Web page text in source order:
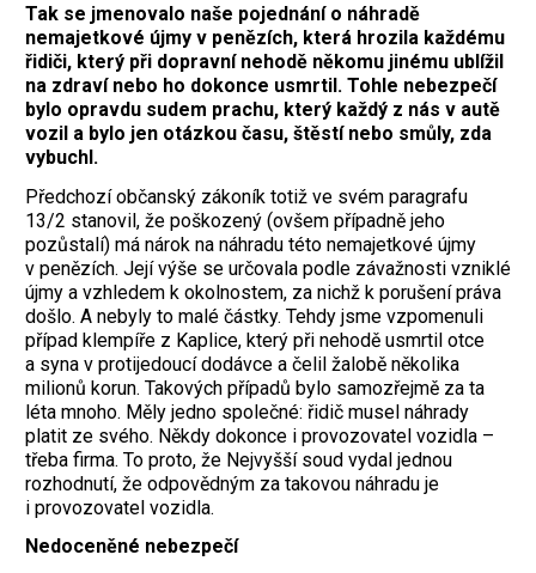
Tak se jmenovalo naše pojednání o náhradě
nemajetkové újmy v penězích, která hrozila každému
řidiči, který při dopravní nehodě někomu jinému ublížil
na zdraví nebo ho dokonce usmrtil. Tohle nebezpečí
bylo opravdu sudem prachu, který každý z nás v autě
vozil a bylo jen otázkou času, štěstí nebo smůly, zda
vybuchl.
Předchozí občanský zákoník totiž ve svém paragrafu
13/2 stanovil, že poškozený (ovšem případně jeho
pozůstalí) má nárok na náhradu této nemajetkové újmy
v penězích. Její výše se určovala podle závažnosti vzniklé
újmy a vzhledem k okolnostem, za nichž k porušení práva
došlo. A nebyly to malé částky. Tehdy jsme vzpomenuli
případ klempíře z Kaplice, který při nehodě usmrtil otce
a syna v protijedoucí dodávce a čelil žalobě několika
milionů korun. Takových případů bylo samozřejmě za ta
léta mnoho. Měly jedno společné: řidič musel náhrady
platit ze svého. Někdy dokonce i provozovatel vozidla –
třeba firma. To proto, že Nejvyšší soud vydal jednou
rozhodnutí, že odpovědným za takovou náhradu je
i provozovatel vozidla.
Nedoceněné nebezpečí